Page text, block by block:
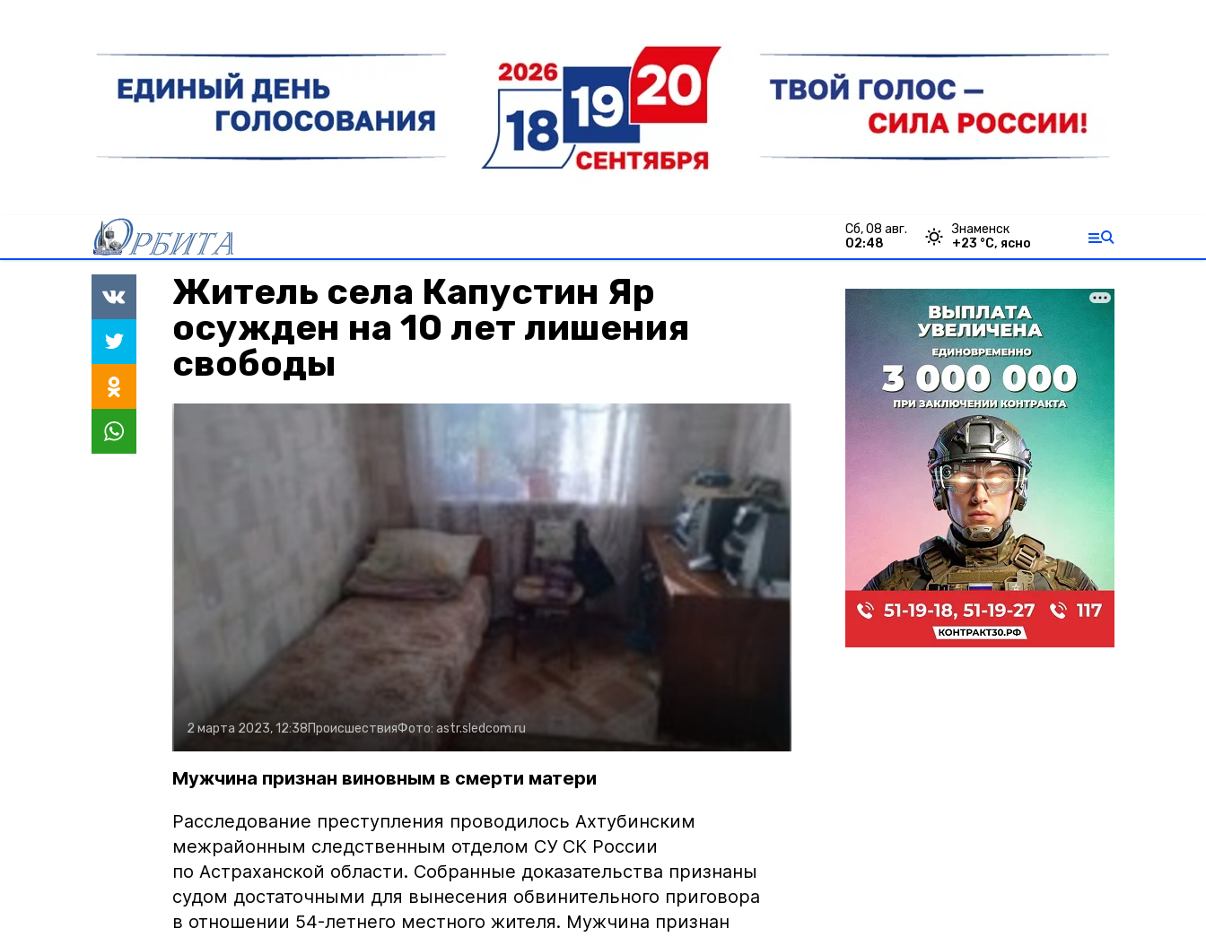
сб, 08 авг.
02:48
Знаменск
+23 °С, ясно
Житель села Капустин Яр
осужден на 10 лет лишения
свободы
2 марта 2023, 12:38ПроисшествияФото: astr.sledcom.ru
Мужчина признан виновным в смерти матери
Расследование преступления проводилось Ахтубинским
межрайонным следственным отделом СУ СК России
по Астраханской области. Собранные доказательства признаны
судом достаточными для вынесения обвинительного приговора
в отношении 54-летнего местного жителя. Мужчина признан